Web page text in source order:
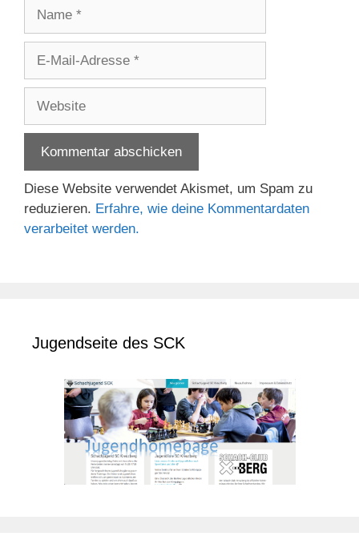
Adresse
Diese Website verwendet Akismet, um Spam zu
reduzieren. Erfahre, wie deine Kommentardaten
verarbeitet werden.
Jugendseite des SCK